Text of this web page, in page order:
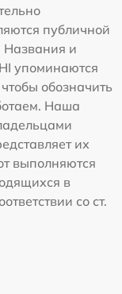
публичной
Названия и
упоминаются
обозначить
Наша
их
выполняются
в
со ст.